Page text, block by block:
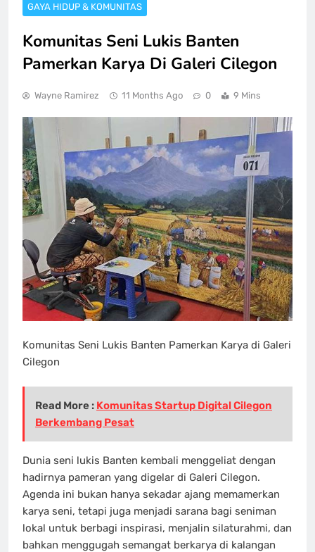
GAYA HIDUP & KOMUNITAS
Komunitas Seni Lukis Banten
Pamerkan Karya Di Galeri Cilegon
Wayne Ramirez 11 Months Ago 0 9 Mins
Komunitas Seni Lukis Banten Pamerkan Karya di Galeri
Cilegon
Read More : Komunitas Startup Digital Cilegon
Berkembang Pesat
Dunia seni lukis Banten kembali menggeliat dengan
hadirnya pameran yang digelar di Galeri Cilegon.
Agenda ini bukan hanya sekadar ajang memamerkan
karya seni, tetapi juga menjadi sarana bagi seniman
lokal untuk berbagi inspirasi, menjalin silaturahmi, dan
bahkan menggugah semangat berkarya di kalangan